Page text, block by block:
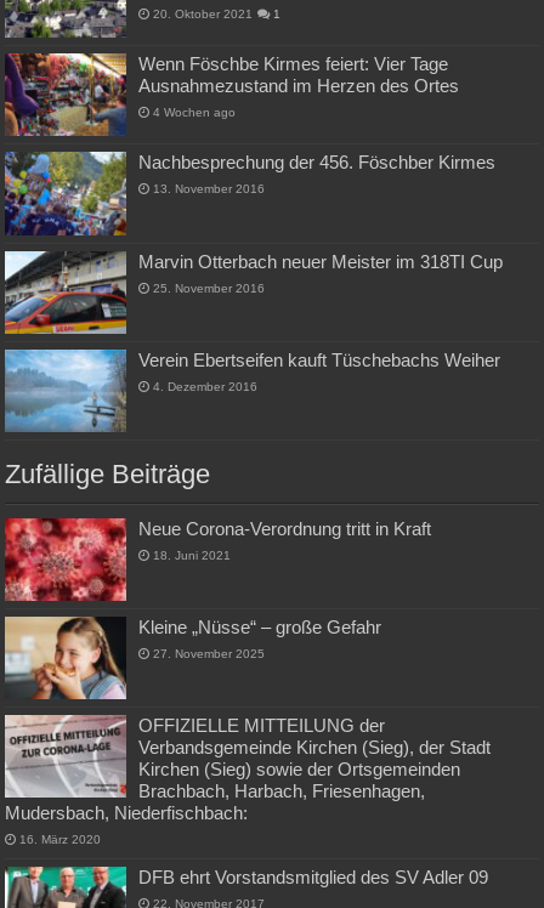
20. Oktober 2021 1
Wenn Föschbe Kirmes feiert: Vier Tage
Ausnahmezustand im Herzen des Ortes
4 Wochen ago
Nachbesprechung der 456. Föschber Kirmes
13. November 2016
Marvin Otterbach neuer Meister im 318TI Cup
25. November 2016
Verein Ebertseifen kauft Tüschebachs Weiher
4. Dezember 2016
Zufällige Beiträge
Neue Corona-Verordnung tritt in Kraft
18. Juni 2021
Kleine „Nüsse“ – große Gefahr
27. November 2025
OFFIZIELLE MITTEILUNG der
Verbandsgemeinde Kirchen (Sieg), der Stadt
Kirchen (Sieg) sowie der Ortsgemeinden
Brachbach, Harbach, Friesenhagen,
Mudersbach, Niederfischbach:
16. März 2020
DFB ehrt Vorstandsmitglied des SV Adler 09
22. November 2017